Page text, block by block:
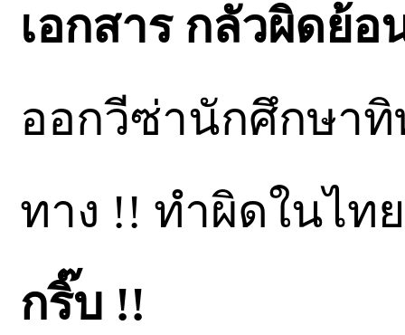
เอกสาร กลัวผิดย้อ
ออกวีซ่านักศึกษาทิ
ทาง !! ทำผิดในไท
กริ๊บ !!